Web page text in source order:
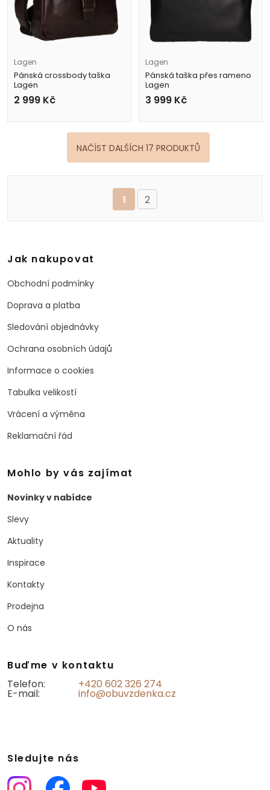
Lagen
Pánská crossbody taška
Lagen
2089/T hnědá
2 999 Kč
Lagen
Pánská taška přes rameno
Lagen
20235 černá
3 999 Kč
NAČÍST DALŠÍCH 17 PRODUKTŮ
1 2
Jak nakupovat
Obchodní podmínky
Doprava a platba
Sledování objednávky
Ochrana osobních údajů
Informace o cookies
Tabulka velikostí
Vrácení a výměna
Reklamační řád
Mohlo by vás zajímat
Novinky v nabídce
Slevy
Aktuality
Inspirace
Kontakty
Prodejna
O nás
Buďme v kontaktu
Telefon:
+420 602 326 274
E-mail: info@obuvzdenka.cz
Sledujte nás